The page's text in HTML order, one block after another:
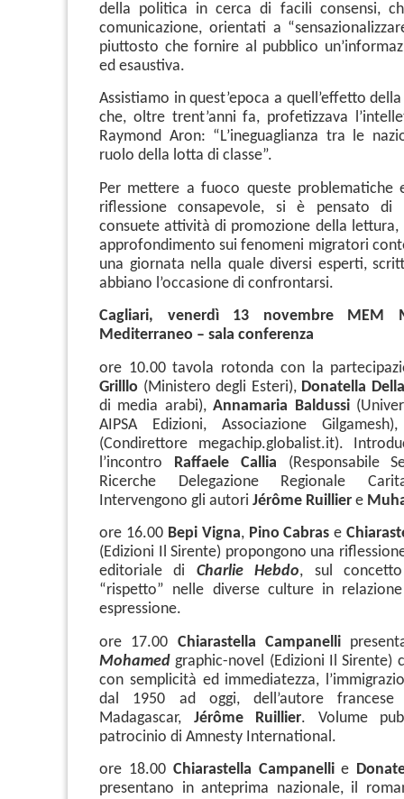
della politica in cerca di facili consensi,
comunicazione, orientati a
piuttosto che fornire al pubblico
ed esaustiva.
Assistiamo in quest’epoca a quell’effetto
che, oltre trent’anni fa, profetizzava
Raymond Aron: “L’ineguaglianza tra le
ruolo della lotta di classe”.
Per mettere a fuoco queste problematiche
riflessione consapevole, si è pensato di
consuete attività di promozione della lettura,
approfondimento sui fenomeni migratori
una giornata nella quale diversi esperti,
abbiano l’occasione di confrontarsi.
Cagliari, venerdì 13 novembre MEM
Mediterraneo – sala conferenza
ore 10.00 tavola rotonda con la
Grilllo (Ministero degli Esteri), Donatella
di media arabi),Annamaria Baldussi
AIPSA Edizioni, Associazione
(Condirettore megachip.globalist.it).
l’incontro
Raffaele Callia (Responsabile
Ricerche Delegazione Regionale
Intervengono gli autori Jérôme Ruillier e
ore 16.00 Bepi Vigna, Pino Cabras e
(Edizioni Il Sirente) propongono una
editoriale di Charlie Hebdo, sul
“rispetto” nelle diverse culture in
espressione.
ore 17.00 Chiarastella Campanelli
Mohamed graphic-novel (Edizioni Il Sirente)
con semplicità ed immediatezza,
dal 1950 ad oggi, dell’autore francese
Madagascar, Jérôme Ruillier. Volume
patrocinio di Amnesty International.
ore 18.00 Chiarastella Campanellie
presentano in anteprima nazionale, il